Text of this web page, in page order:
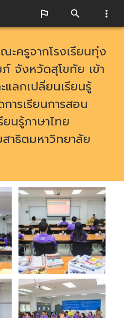
ะครูจากโรงเรียนทุ่ง
จังหวัดสุโขทัย เข้า
แลกเปลี่ยนเรียนรู้
ารเรียนการสอน
ยนรู้ภาษาไทย
าธิตมหาวิทยาลัย